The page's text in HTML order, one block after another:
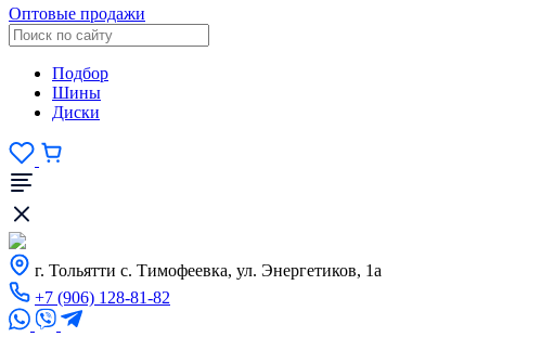
Оптовые продажи
Подбор
Шины
Диски
г. Тольятти с. Тимофеевка, ул. Энергетиков, 1а
+7 (906) 128-81-82